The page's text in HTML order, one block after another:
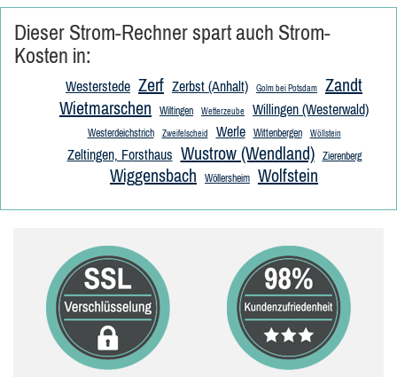
Dieser Strom-Rechner spart auch Strom-
Kosten in:
Westerstede Zerf Zerbst (Anhalt) Golm bei Potsdam
Zandt
Wietmarschen
Wiltingen Wetterzeube Willingen (Westerwald)
Westerdeichstrich Zweifelscheid Werle Wittenbergen Wöllstein
Zeltingen, Forsthaus Wustrow (Wendland) Zierenberg
Wiggensbach Wöllersheim Wolfstein